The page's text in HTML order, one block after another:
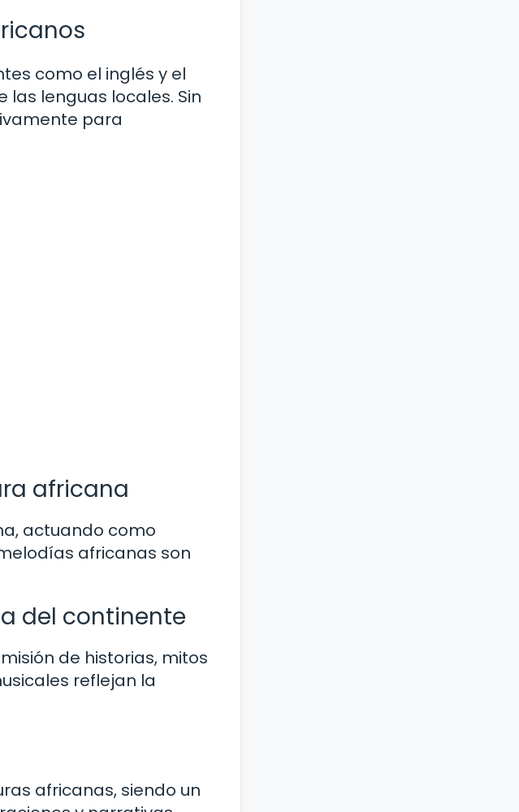
como el inglés y el
lenguas locales. Sin
para
africana
actuando como
africanas son
del continente
de historias, mitos
reflejan la
africanas, siendo un